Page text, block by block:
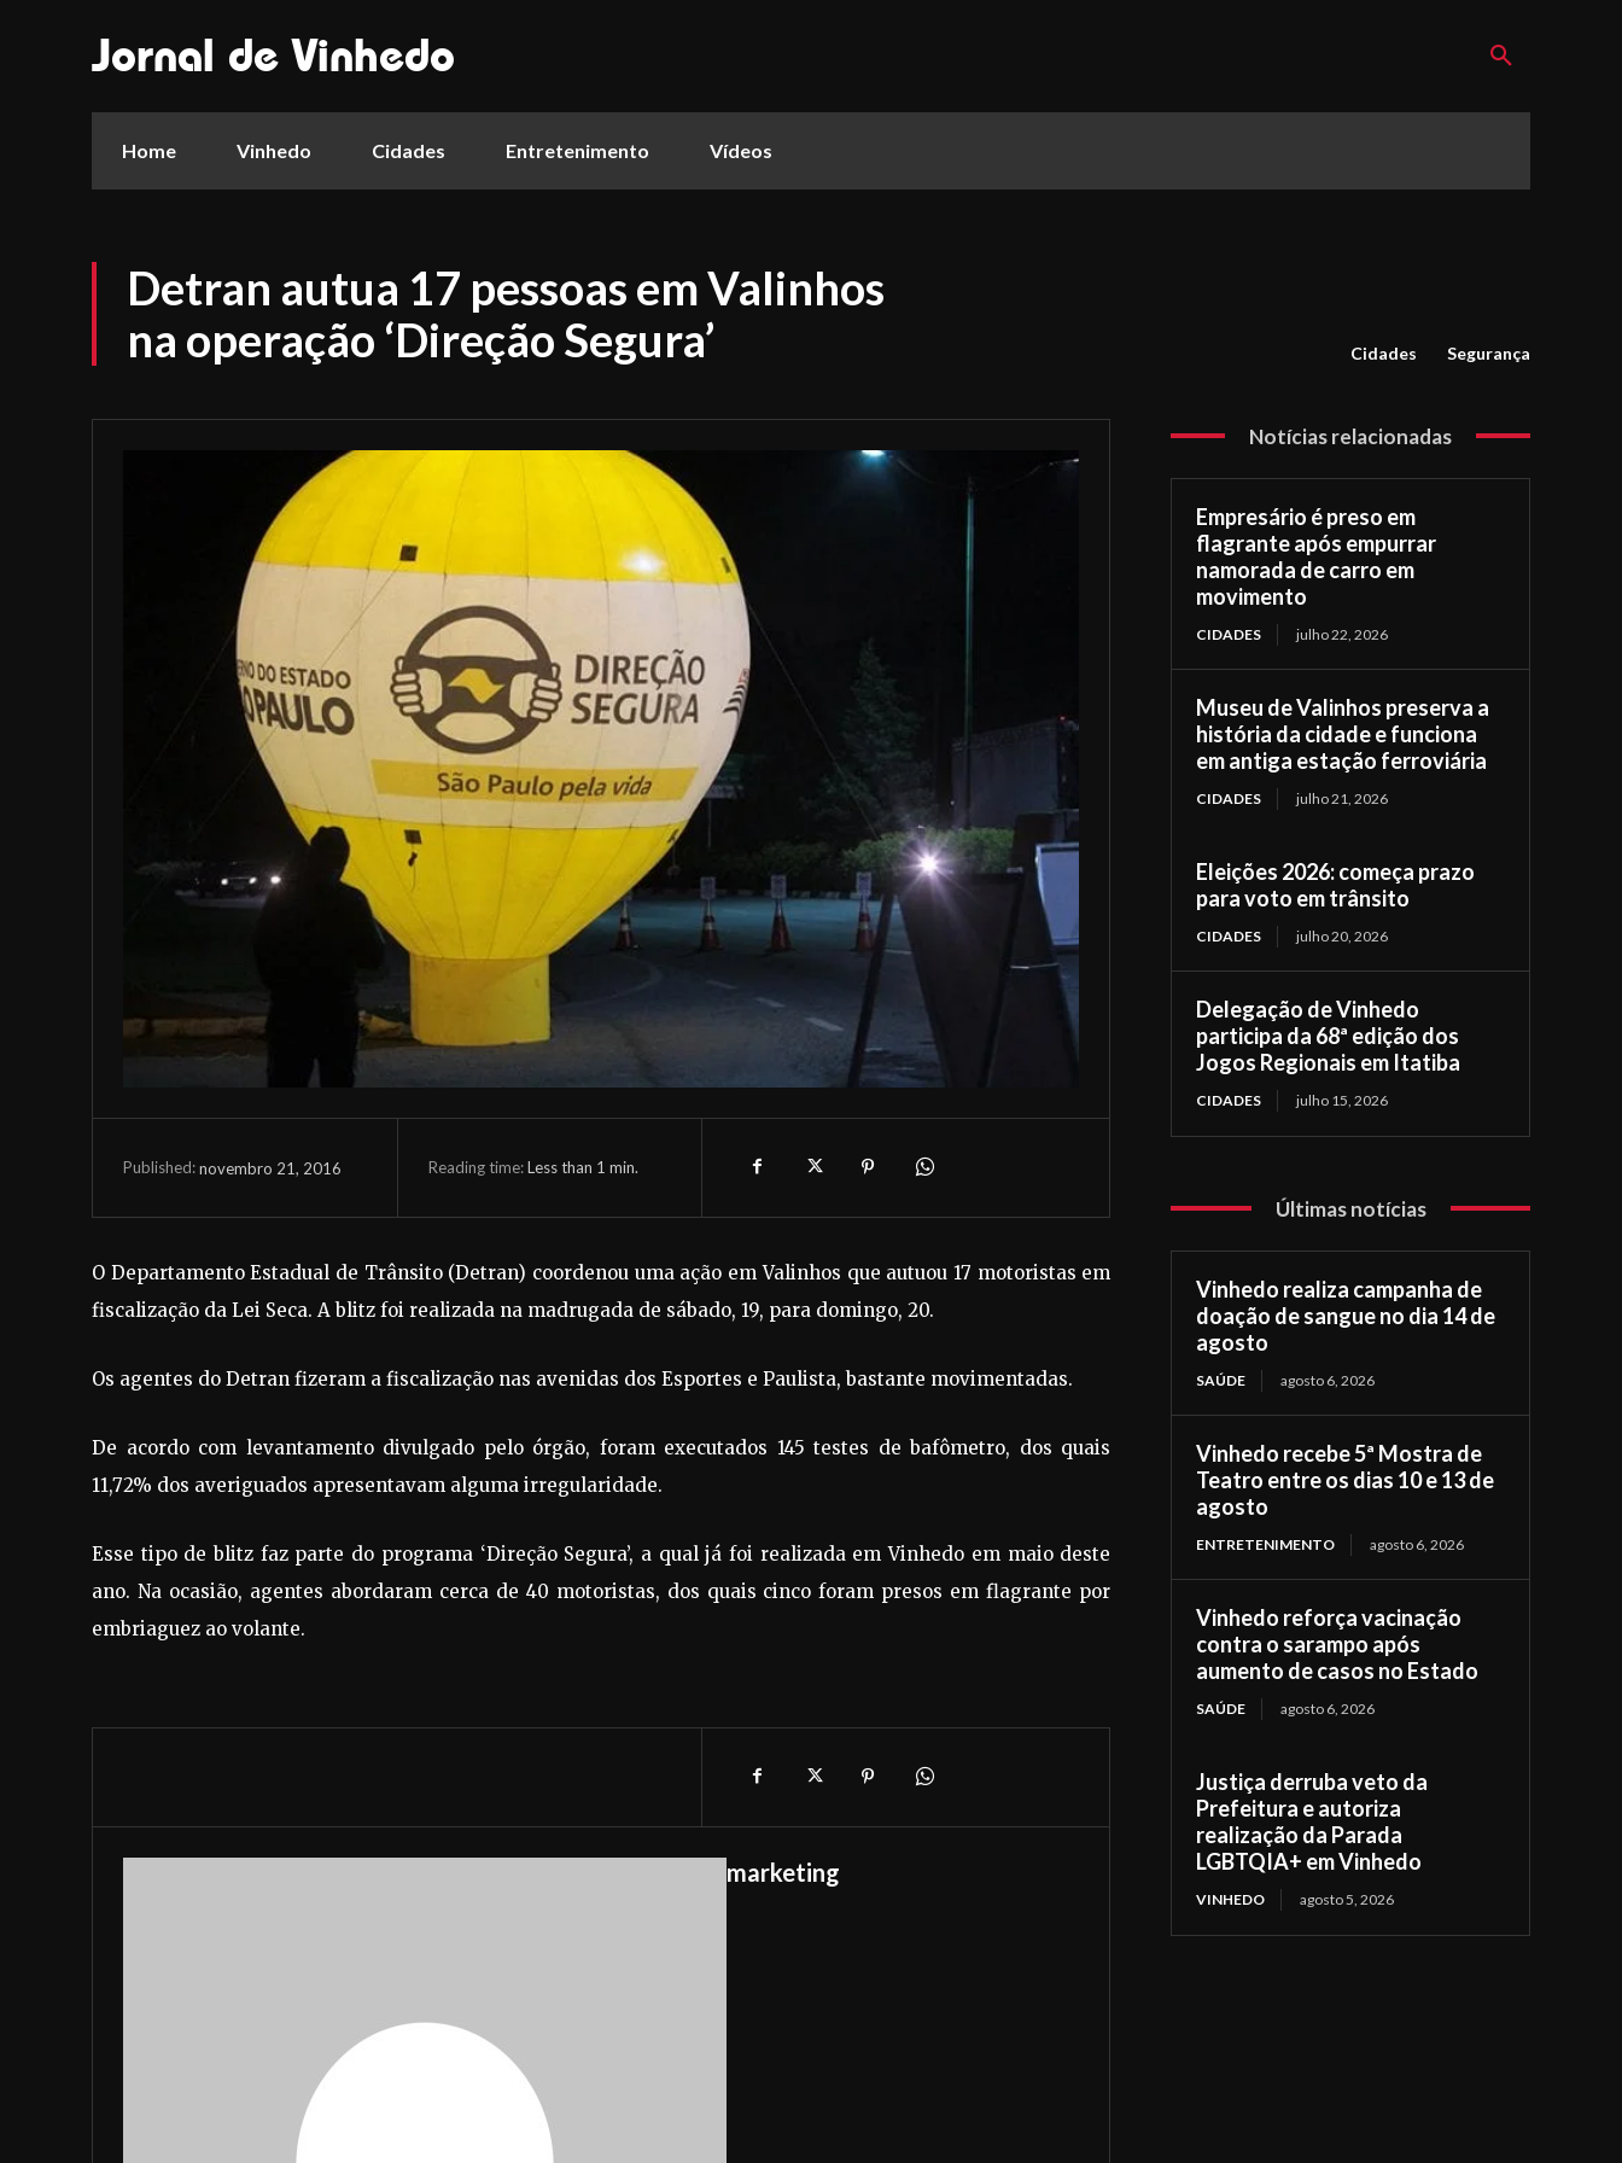
Jornal de Vinhedo
Home Vinhedo Cidades Entretenimento Vídeos
Detran autua 17 pessoas em Valinhos
na operação ‘Direção Segura’
Cidades Segurança
Published:novembro 21, 2016 Reading time:Less than 1 min.
O Departamento Estadual de Trânsito (Detran) coordenou uma ação em Valinhos que autuou 17 motoristas em
fiscalização da Lei Seca. A blitz foi realizada na madrugada de sábado, 19, para domingo, 20.
Os agentes do Detran fizeram a fiscalização nas avenidas dos Esportes e Paulista, bastante movimentadas.
De acordo com levantamento divulgado pelo órgão, foram executados 145 testes de bafômetro, dos quais
11,72% dos averiguados apresentavam alguma irregularidade.
Esse tipo de blitz faz parte do programa ‘Direção Segura’, a qual já foi realizada em Vinhedo em maio deste
ano. Na ocasião, agentes abordaram cerca de 40 motoristas, dos quais cinco foram presos em flagrante por
embriaguez ao volante.
marketing
Notícias relacionadas
Empresário é preso em
flagrante após empurrar
namorada de carro em
movimento
CIDADES julho 22, 2026
Museu de Valinhos preserva a
história da cidade e funciona
em antiga estação ferroviária
CIDADES julho 21, 2026
Eleições 2026: começa prazo
para voto em trânsito
CIDADES julho 20, 2026
Delegação de Vinhedo
participa da 68ª edição dos
Jogos Regionais em Itatiba
CIDADES julho 15, 2026
Últimas notícias
Vinhedo realiza campanha de
doação de sangue no dia 14 de
agosto
SAÚDE agosto 6, 2026
Vinhedo recebe 5ª Mostra de
Teatro entre os dias 10 e 13 de
agosto
ENTRETENIMENTO agosto 6, 2026
Vinhedo reforça vacinação
contra o sarampo após
aumento de casos no Estado
SAÚDE agosto 6, 2026
Justiça derruba veto da
Prefeitura e autoriza
realização da Parada
LGBTQIA+ em Vinhedo
VINHEDO agosto 5, 2026